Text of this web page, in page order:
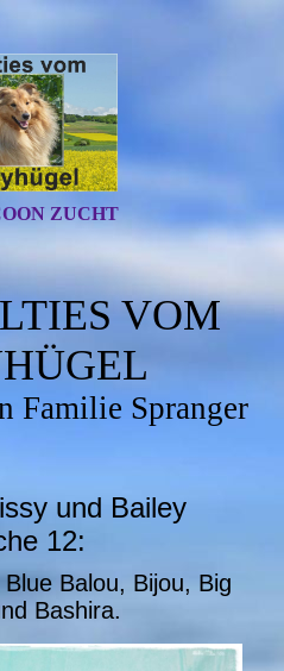
ZUCHT
VOM
Familie Spranger
und Bailey
12:
Balou, Bijou, Big
Bashira.